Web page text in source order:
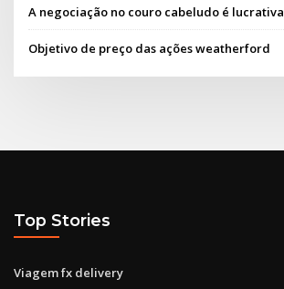
A negociação no couro cabeludo é lucrativa
Objetivo de preço das ações weatherford
Top Stories
Viagem fx delivery